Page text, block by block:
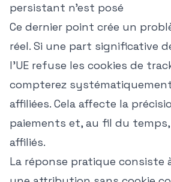
persistant n'est posé
Ce dernier point crée un
réel. Si une part significative
l'UE refuse les cookies de
compterez
affiliées. Cela affecte la
paiements et, au fil du
affiliés.
La réponse pratique consiste